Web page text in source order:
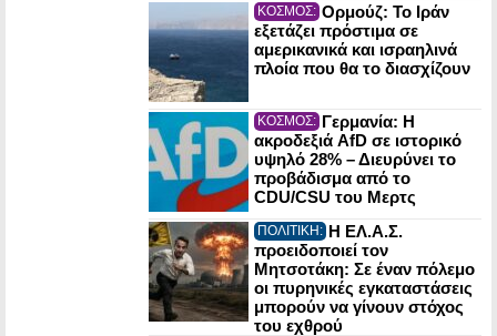
ΚΟΣΜΟΣ: Ορμούζ: Το Ιράν
εξετάζει πρόστιμα σε
αμερικανικά και ισραηλινά
πλοία που θα το διασχίζουν
ΚΟΣΜΟΣ: Γερμανία: Η
ακροδεξιά AfD σε ιστορικό
υψηλό 28% – Διευρύνει το
προβάδισμα από το
CDU/CSU του Μερτς
ΠΟΛΙΤΙΚΗ: Η ΕΛ.Α.Σ.
προειδοποιεί τον
Μητσοτάκη: Σε έναν πόλεμο
οι πυρηνικές εγκαταστάσεις
μπορούν να γίνουν στόχος
του εχθρού